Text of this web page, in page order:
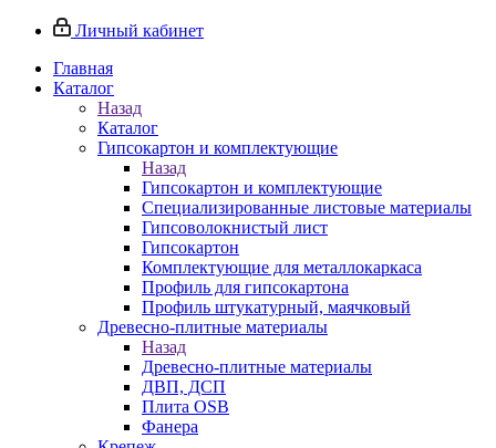
Личный кабинет
Главная
Каталог
Назад
Каталог
Гипсокартон и комплектующие
Назад
Гипсокартон и комплектующие
Специализированные листовые материалы
Гипсоволокнистый лист
Гипсокартон
Комплектующие для металлокаркаса
Профиль для гипсокартона
Профиль штукатурный, маячковый
Древесно-плитные материалы
Назад
Древесно-плитные материалы
ДВП, ДСП
Плита OSB
Фанера